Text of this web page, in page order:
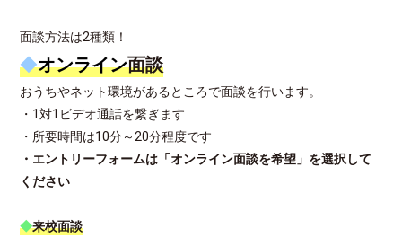
面談方法は2種類！
◆オンライン面談
おうちやネット環境があるところで面談を行います。
・1対1ビデオ通話を繋ぎます
・所要時間は10分～20分程度です
・エントリーフォームは「オンライン面談を希望」を選択して
ください
◆来校面談